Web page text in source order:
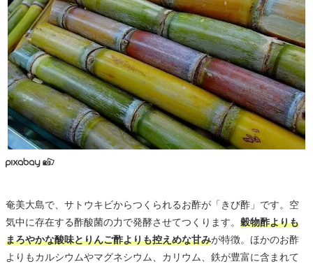
奄美大島で、サトウキビからつくられるお酢が「きび酢」です。空
気中に存在する酢酸菌の力で発酵させてつくります。 穀物酢よりも
まろやかな酸味とりんご酢よりも控えめな甘みが特徴。ほかのお酢
よりもカルシウムやマグネシウム、カリウム、鉄が豊富に含まれて